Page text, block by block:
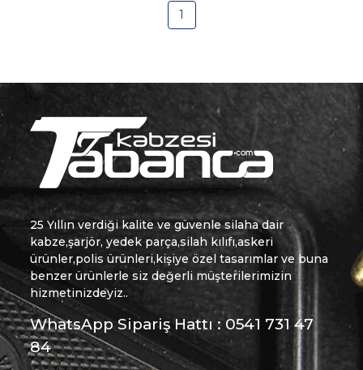
1
25 Yıllın verdiği kalite ve güvenle silaha dair
kabze,şarjör, yedek parça,silah kılıfı,askeri
ürünler,polis ürünleri,kişiye özel tasarımlar ve buna
benzer ürünlerle siz değerli müşterilerimizin
hizmetinizdeyiz..
WhatsApp Sipariş Hattı : 0541 731 47
84